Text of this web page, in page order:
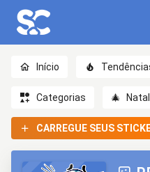
Início
Categorias 🎄 Natal
CARREGUE SEUS